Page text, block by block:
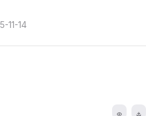
11-14